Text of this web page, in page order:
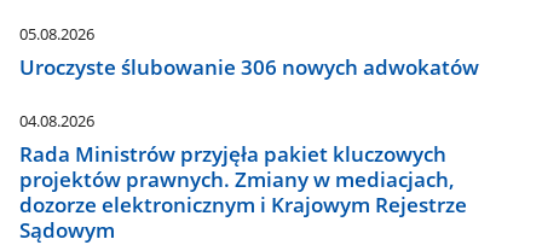
05.08.2026
Uroczyste ślubowanie 306 nowych adwokatów
04.08.2026
Rada Ministrów przyjęła pakiet kluczowych
projektów prawnych. Zmiany w mediacjach,
dozorze elektronicznym i Krajowym Rejestrze
Sądowym